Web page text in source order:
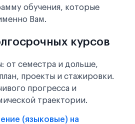
обучения, которые
Вам.
курсов
от семестра и дольше,
проекты и стажировки.
прогресса и
траектории.
(языковые) на